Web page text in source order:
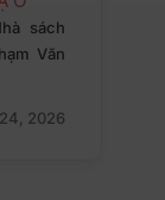
sách
Văn
2026